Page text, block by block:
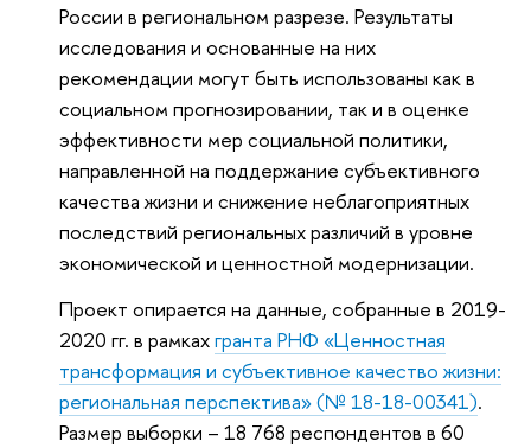
России в региональном разрезе. Результаты
исследования и основанные на них
рекомендации могут быть использованы как в
социальном прогнозировании, так и в оценке
эффективности мер социальной политики,
направленной на поддержание субъективного
качества жизни и снижение неблагоприятных
последствий региональных различий в уровне
экономической и ценностной модернизации.
Проект опирается на данные, собранные в 2019-
2020 гг. в рамкахгранта РНФ «Ценностная
трансформация и субъективное качество жизни:
региональная перспектива» (№ 18-18-00341).
Размер выборки – 18 768 респондентов в 60